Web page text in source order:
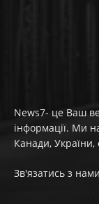
News7- це Ваш
інформації. Ми
Канади, України,
Зв'язатись з